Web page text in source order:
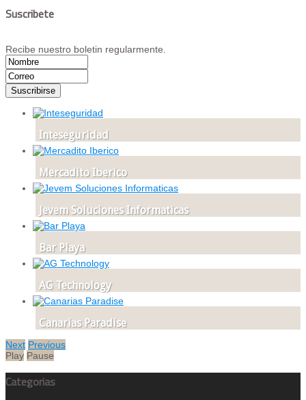
Suscribete
Recibe nuestro boletin regularmente.
Inteseguridad
Mercadito Iberico
Jevem Soluciones Informaticas
Bar Playa
AG Technology
Canarias Paradise
Next Previous
Play Pause
Categorias